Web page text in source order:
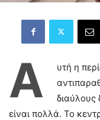
Α
υτή η
διαύλους
είναι πολλά. Το